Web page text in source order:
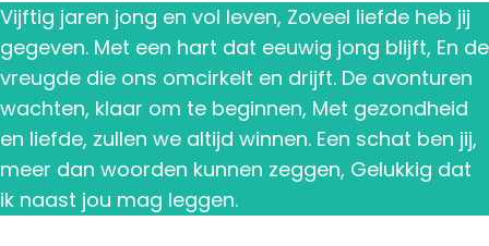
Vijftig jaren jong en vol leven, Zoveel liefde heb jij
gegeven. Met een hart dat eeuwig jong blijft, En de
vreugde die ons omcirkelt en drijft. De avonturen
wachten, klaar om te beginnen, Met gezondheid
en liefde, zullen we altijd winnen. Een schat ben jij,
meer dan woorden kunnen zeggen, Gelukkig dat
ik naast jou mag leggen.